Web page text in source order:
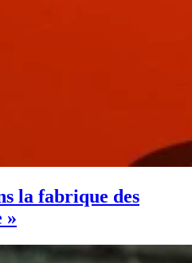
la fabrique des
»